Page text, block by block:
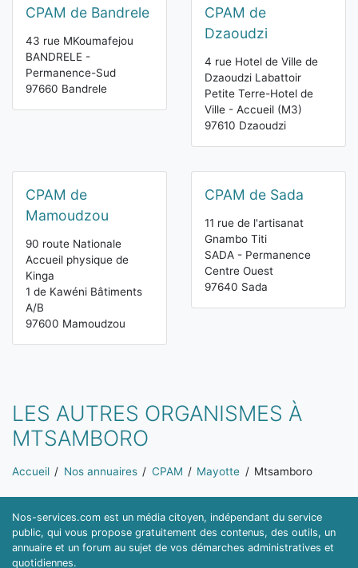
CPAM de Bandrele
43 rue MKoumafejou
BANDRELE -
Permanence-Sud
97660 Bandrele
CPAM de
Dzaoudzi
4 rue Hotel de Ville de
Dzaoudzi Labattoir
Petite Terre-Hotel de
Ville - Accueil (M3)
97610 Dzaoudzi
CPAM de
Mamoudzou
90 route Nationale
Accueil physique de
Kinga
1 de Kawéni Bâtiments
A/B
97600 Mamoudzou
CPAM de Sada
11 rue de l'artisanat
Gnambo Titi
SADA - Permanence
Centre Ouest
97640 Sada
LES AUTRES ORGANISMES À
MTSAMBORO
Vous êtes ici:
Accueil Nos annuaires CPAM Mayotte Mtsamboro
Nos-services.com est un média citoyen, indépendant du service
public, qui vous propose gratuitement des contenus, des outils, un
annuaire et un forum au sujet de vos démarches administratives et
quotidiennes.